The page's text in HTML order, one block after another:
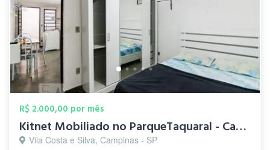
R$ 2.000,00 por mês
Kitnet Mobiliado no ParqueTaquaral - Cam...
Vila Costa e Silva, Campinas - SP